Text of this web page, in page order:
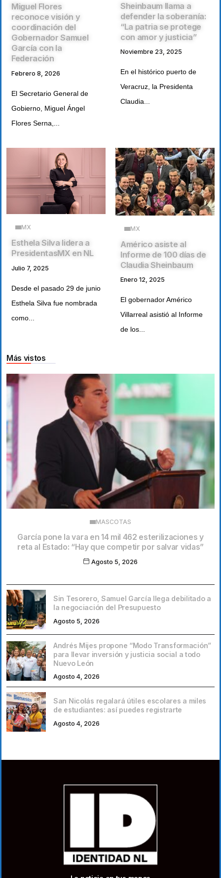
Miguel Flores
reconoce visión y
coordinación del
Gobernador Samuel
García con la
Federación
Febrero 8, 2026
El Secretario General de
Gobierno, Miguel Ángel
Flores Serna,...
Sheinbaum llama a
defender la soberanía:
“La patria se protege
con amor y justicia”
Noviembre 23, 2025
En el histórico puerto de
Veracruz, la Presidenta
Claudia...
MX
Esthela Silva lidera a
PresidentasMX en NL
Julio 7, 2025
Desde el pasado 29 de junio
Esthela Silva fue nombrada
como...
MX
Américo asiste al
Informe de 100 días de
Claudia Sheinbaum
Enero 12, 2025
El gobernador Américo
Villarreal asistió al Informe
de los...
Más vistos
MASCOTAS
García pone la vara en 14 mil 462 esterilizaciones y
reta al Estado: “Hay que competir por salvar vidas”
Agosto 5, 2026
Sin Tesorero, Samuel García llega debilitado a
la negociación del Presupuesto
Agosto 5, 2026
Andrés Mijes propone “Modo Transformación”
para llevar inversión y justicia social a todo
Nuevo León
Agosto 4, 2026
San Nicolás regalará útiles escolares a miles
de estudiantes: así puedes registrarte
Agosto 4, 2026